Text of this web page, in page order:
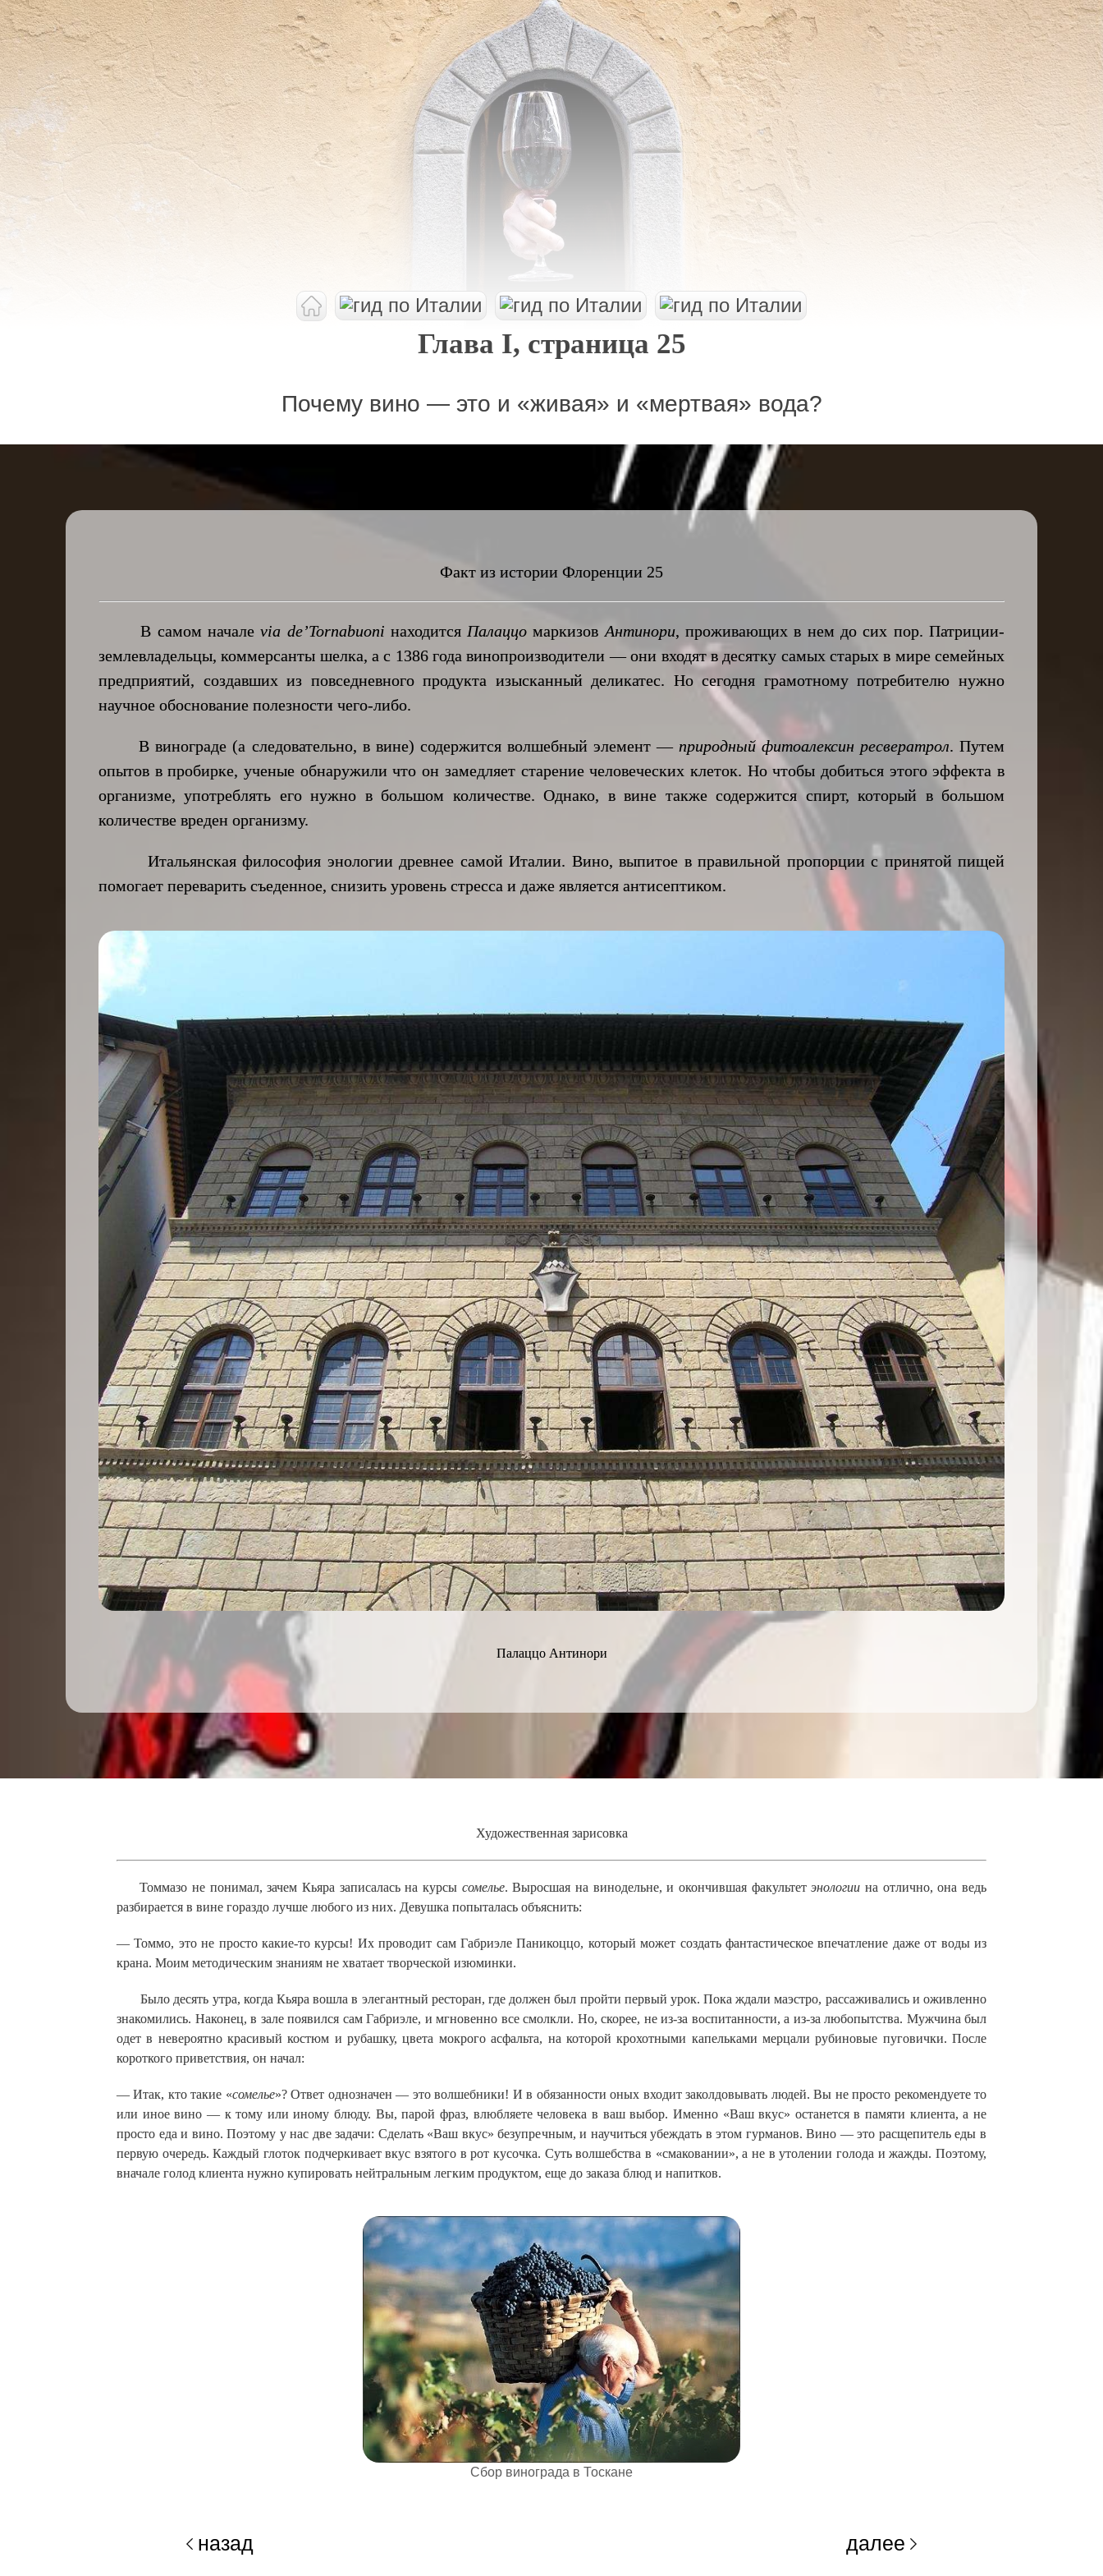
Глава I, страница 25
Почему вино — это и «живая» и «мертвая» вода?
Факт из истории Флоренции 25
В самом началеvia de’Tornabuoni находится Палаццо маркизов Антинори, проживающих в нем до сих пор. Патриции-
землевладельцы, коммерсанты шелка, а с 1386 года винопроизводители — они входят в десятку самых старых в мире семейных
предприятий, создавших из повседневного продукта изысканный деликатес. Но сегодня грамотному потребителю нужно
научное обоснование полезности чего-либо.
В винограде (а следовательно, в вине) содержится волшебный элемент — природный фитоалексин ресвератрол. Путем
опытов в пробирке, ученые обнаружили что он замедляет старение человеческих клеток. Но чтобы добиться этого эффекта в
организме, употреблять его нужно в большом количестве. Однако, в вине также содержится спирт, который в большом
количестве вреден организму.
Итальянская философия энологии древнее самой Италии. Вино, выпитое в правильной пропорции с принятой пищей
помогает переварить съеденное, снизить уровень стресса и даже является антисептиком.
Палаццо Антинори
Художественная зарисовка
Томмазо не понимал, зачем Кьяра записалась на курсы сомелье. Выросшая на винодельне, и окончившая факультетэнологии на отлично, она ведь
разбирается в вине гораздо лучше любого из них. Девушка попыталась объяснить:
— Томмо, это не просто какие-то курсы! Их проводит сам Габриэле Паникоццо, который может создать фантастическое впечатление даже от воды из
крана. Моим методическим знаниям не хватает творческой изюминки.
Было десять утра, когда Кьяра вошла в элегантный ресторан, где должен был пройти первый урок. Пока ждали маэстро, рассаживались и оживленно
знакомились. Наконец, в зале появился сам Габриэле, и мгновенно все смолкли. Но, скорее, не из-за воспитанности, а из-за любопытства. Мужчина был
одет в невероятно красивый костюм и рубашку, цвета мокрого асфальта, на которой крохотными капельками мерцали рубиновые пуговички. После
короткого приветствия, он начал:
— Итак, кто такие «сомелье»? Ответ однозначен — это волшебники! И в обязанности оных входит заколдовывать людей. Вы не просто рекомендуете то
или иное вино — к тому или иному блюду. Вы, парой фраз, влюбляете человека в ваш выбор. Именно «Ваш вкус» останется в памяти клиента, а не
просто еда и вино. Поэтому у нас две задачи: Сделать «Ваш вкус» безупречным, и научиться убеждать в этом гурманов. Вино — это расщепитель еды в
первую очередь. Каждый глоток подчеркивает вкус взятого в рот кусочка. Суть волшебства в «смаковании», а не в утолении голода и жажды. Поэтому,
вначале голод клиента нужно купировать нейтральным легким продуктом, еще до заказа блюд и напитков.
Сбор винограда в Тоскане
назад далее